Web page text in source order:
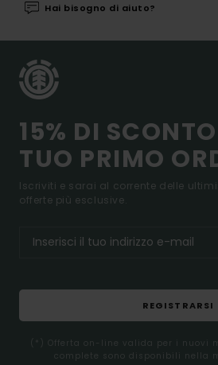
Hai bisogno di aiuto?
15% DI
TUO PRIMO
Iscriviti e sarai al corrente delle
offerte più esclusive.
REGISTRARSI
(*) Offerta on-line valida per i nuovi
complete sono disponibili nella